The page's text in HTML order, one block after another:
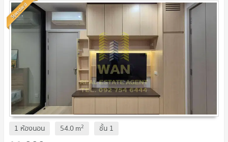
Standard
1 ห้องนอน 54.0m2 ชั้น 1